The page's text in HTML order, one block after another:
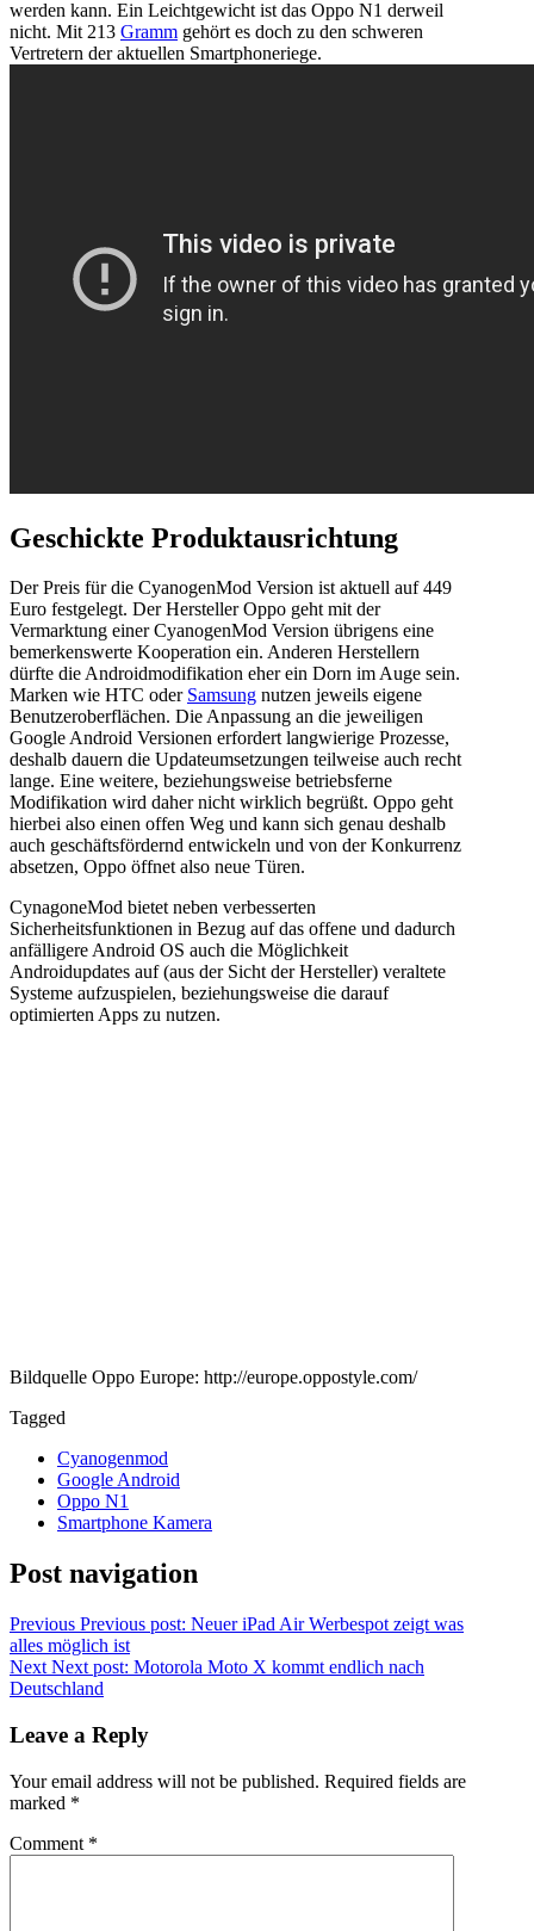
werden kann. Ein Leichtgewicht ist das Oppo N1 derweil
nicht. Mit 213 Gramm gehört es doch zu den schweren
Vertretern der aktuellen Smartphoneriege.
Geschickte Produktausrichtung
Der Preis für die CyanogenMod Version ist aktuell auf 449
Euro festgelegt. Der Hersteller Oppo geht mit der
Vermarktung einer CyanogenMod Version übrigens eine
bemerkenswerte Kooperation ein. Anderen Herstellern
dürfte die Androidmodifikation eher ein Dorn im Auge sein.
Marken wie HTC oder Samsung nutzen jeweils eigene
Benutzeroberflächen. Die Anpassung an die jeweiligen
Google Android Versionen erfordert langwierige Prozesse,
deshalb dauern die Updateumsetzungen teilweise auch recht
lange. Eine weitere, beziehungsweise betriebsferne
Modifikation wird daher nicht wirklich begrüßt. Oppo geht
hierbei also einen offen Weg und kann sich genau deshalb
auch geschäftsfördernd entwickeln und von der Konkurrenz
absetzen, Oppo öffnet also neue Türen.
CynagoneMod bietet neben verbesserten
Sicherheitsfunktionen in Bezug auf das offene und dadurch
anfälligere Android OS auch die Möglichkeit
Androidupdates auf (aus der Sicht der Hersteller) veraltete
Systeme aufzuspielen, beziehungsweise die darauf
optimierten Apps zu nutzen.
Bildquelle Oppo Europe: http://europe.oppostyle.com/
Tagged
Cyanogenmod
Google Android
Oppo N1
Smartphone Kamera
Post navigation
Previous Previous post: Neuer iPad Air Werbespot zeigt was
alles möglich ist
Next Next post: Motorola Moto X kommt endlich nach
Deutschland
Leave a Reply
Your email address will not be published. Required fields are
marked *
Comment *